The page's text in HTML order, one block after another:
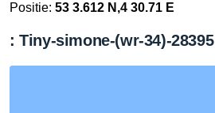
Positie: 53 3.612 N,4 30.71 E
: Tiny-simone-(wr-34)-28395